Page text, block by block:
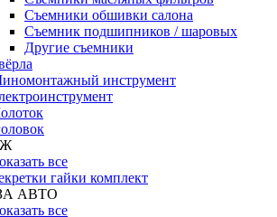
Съемники обшивки салона
Съемник подшипников / шаровых
Другие съемники
инструмент
все
гайки комплект
АВТО
все